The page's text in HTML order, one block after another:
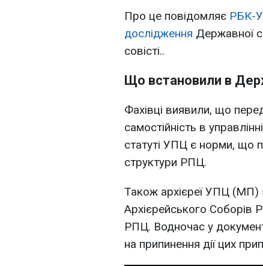
Про це повідомляє РБК-
дослідження Державної
совісті..
Що встановили в
Фахівці виявили, що
самостійність в
статуті УПЦ є норми, що
структури РПЦ.
Також архієреї УПЦ (МП)
Архієрейського Соборів
РПЦ. Водночас у
на припинення дії цих